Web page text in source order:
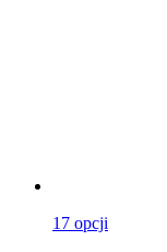
17 opcji